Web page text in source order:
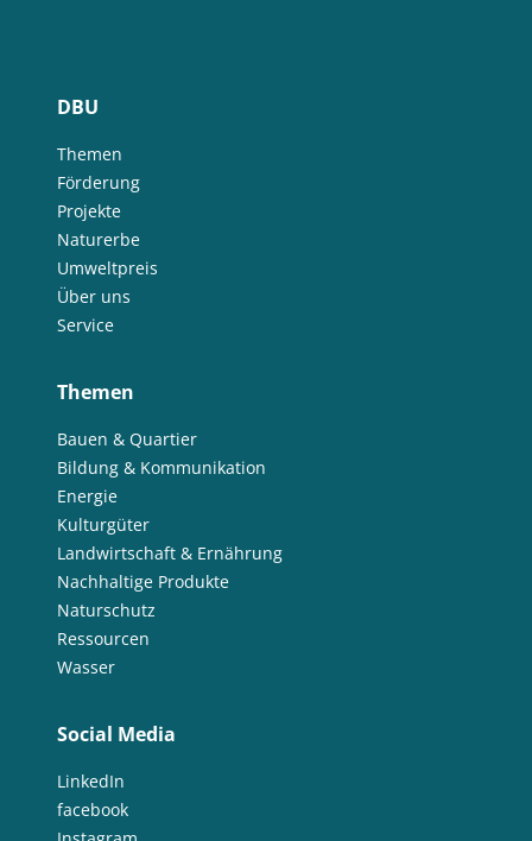
DBU
Themen
Förderung
Projekte
Naturerbe
Umweltpreis
Über uns
Service
Themen
Bauen & Quartier
Bildung & Kommunikation
Energie
Kulturgüter
Landwirtschaft & Ernährung
Nachhaltige Produkte
Naturschutz
Ressourcen
Wasser
Social Media
LinkedIn
facebook